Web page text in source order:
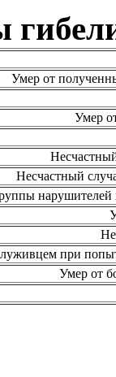
Умер от
Умер
Несчастный
нарушителей
при
Умер от